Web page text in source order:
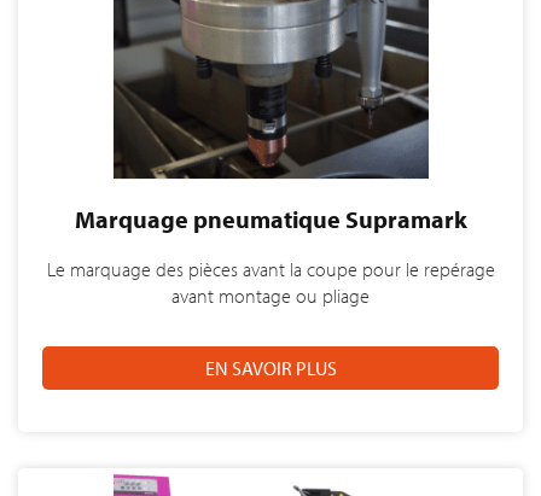
Marquage pneumatique Supramark
Le marquage des pièces avant la coupe pour le repérage
avant montage ou pliage
EN SAVOIR PLUS